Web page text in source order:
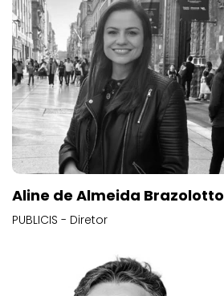
Aline de Almeida Brazolotto
PUBLICIS - Diretor